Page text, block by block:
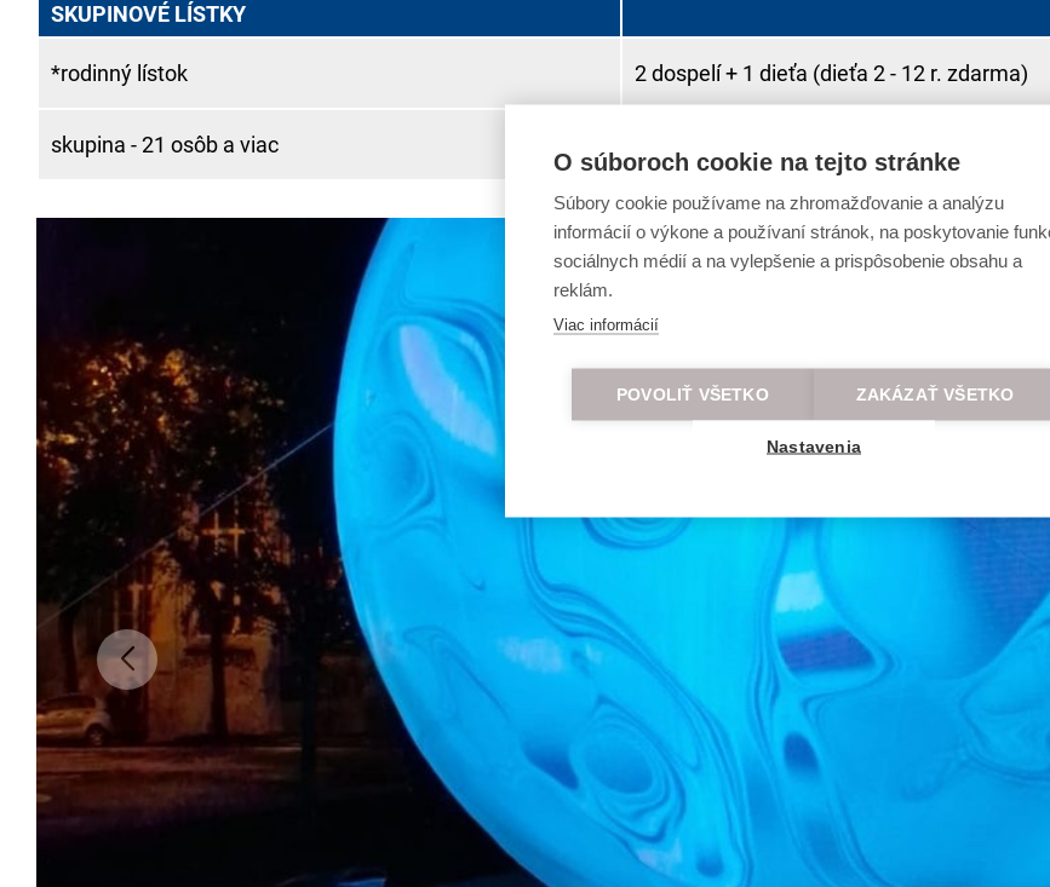
SKUPINOVÉ LÍSTKY
*rodinný lístok 2 dospelí + 1 dieťa (dieťa 2 - 12 r. zdarma)
skupina - 21 osôb a viac
O súboroch cookie na tejto stránke
Súbory cookie používame na zhromažďovanie a analýzu
informácií o výkone a používaní stránok, na poskytovanie
sociálnych médií a na vylepšenie a prispôsobenie obsahu a
reklám.
Viac informácií
POVOLIŤ VŠETKO ZAKÁZAŤ VŠETKO
Nastavenia